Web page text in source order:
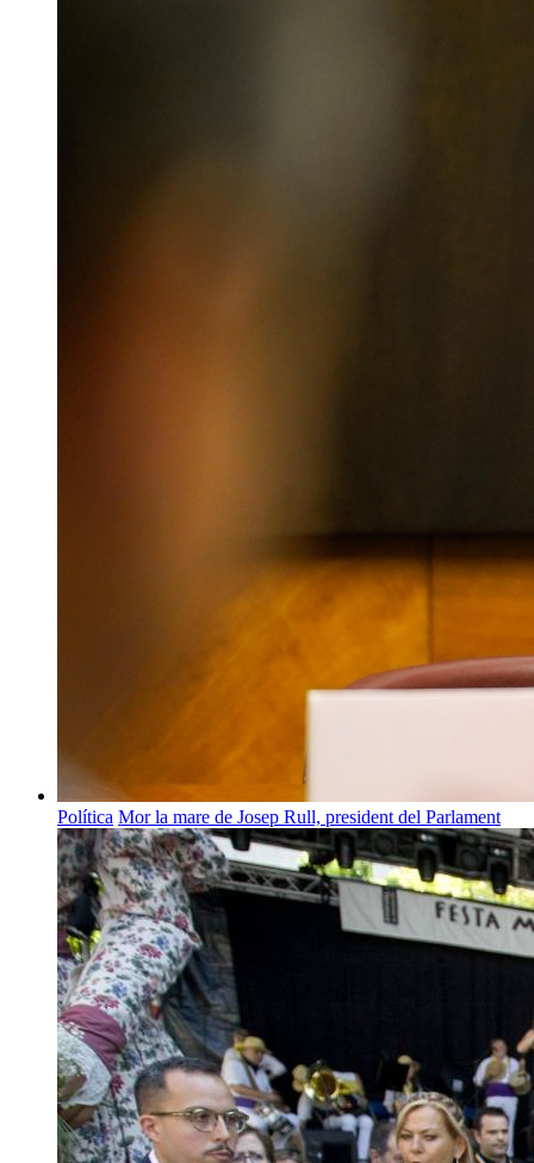
Política Mor la mare de Josep Rull, president del Parlament